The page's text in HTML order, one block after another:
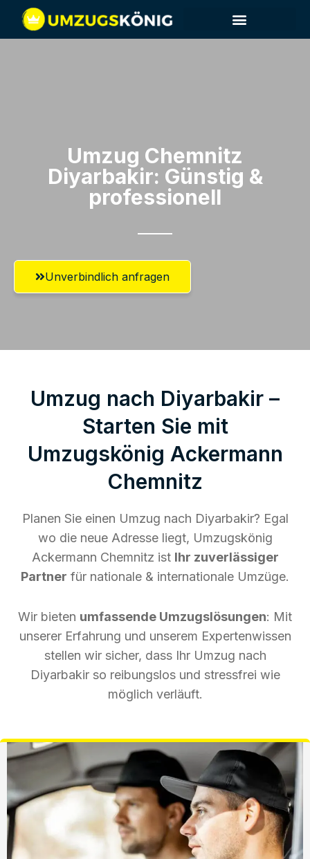
Umzug Chemnitz​
Diyarbakir: Günstig &
professionell​
Unverbindlich anfragen
Umzug nach Diyarbakir –
Starten Sie mit
Umzugskönig Ackermann
Chemnitz
Planen Sie einen Umzug nach Diyarbakir? Egal
wo die neue Adresse liegt, Umzugskönig
Ackermann Chemnitz ist Ihr zuverlässiger
Partner für nationale & internationale Umzüge.
Wir bieten umfassende Umzugslösungen: Mit
unserer Erfahrung und unserem Expertenwissen
stellen wir sicher, dass Ihr Umzug nach
Diyarbakir so reibungslos und stressfrei wie
möglich verläuft.